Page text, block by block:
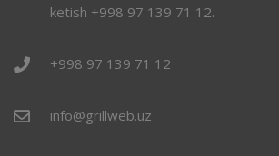
ketish +998 97 139 71 12.
+998 97 139 71 12
info@grillweb.uz